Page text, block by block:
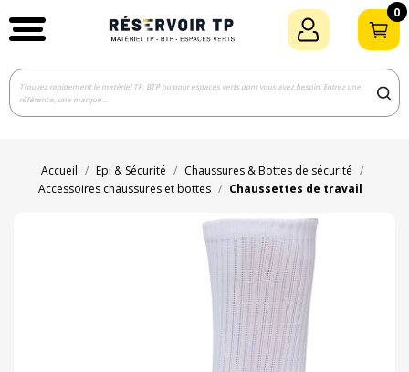
0
Accueil Epi & Sécurité
Chaussures & Bottes de sécurité
Accessoires chaussures et bottes
Chaussettes de travail